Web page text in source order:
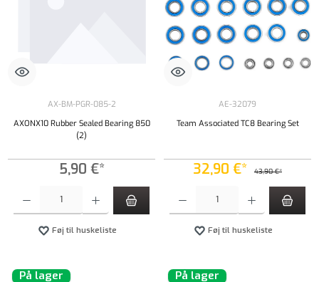
AX-BM-PGR-085-2
AXONX10 Rubber Sealed Bearing 850
(2)
5,90 €*
Føj til huskeliste
AE-32079
Team Associated TC8 Bearing Set
32,90 €* 43,90 €*
Føj til huskeliste
På lager På lager